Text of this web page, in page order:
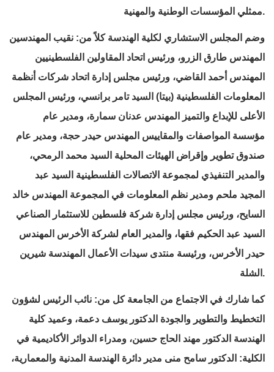
ممثلي المؤسسات الوطنية والمهنية.
وضم المجلس الاستشاري لكلية الهندسة كلاً من: نقيب المهندسين
المهندس طارق الزرو، ورئيس اتحاد المقاولين الفلسطينيين
المهندس أحمد القاضي، ورئيس مجلس إدارة اتحاد شركات أنظمة
المعلومات الفلسطينية (بيتا) السيد تامر برانسي، ورئيس المجلس
الأعلى للإبداع والتميز المهندس عدنان سمارة، ومدير عام
مؤسسة المواصفات والمقاييس المهندس حيدر حجة، ومدير عام
صندوق تطوير وإقراض الهيئات المحلية السيد محمد الرمحي،
والمدير التنفيذي لمجموعة الاتصالات الفلسطينية السيد عبد
المجيد ملحم ومدير نظم المعلومات في المجموعة المهندس خالد
السايح، ورئيس مجلس إدارة شركة فلسطين للاستثمار الصناعي
السيد عبد الحكيم فقها، والمدير العام لشركة الأخرس المهندس
حيدر الأخرس، ورئيسة منتدى سيدات الأعمال المهندسة شيرين
الشلة.
كما شارك في الاجتماع من الجامعة كل من: نائب الرئيس لشؤون
التخطيط والتطوير والجودة الدكتور يوسف دعمة، وعميد كلية
الهندسة الدكتور مهند الحاج حسين، ومدراء الدوائر الأكاديمية في
الكلية: الدكتور سامح منى مدير دائرة الهندسة المدنية والمعمارية،